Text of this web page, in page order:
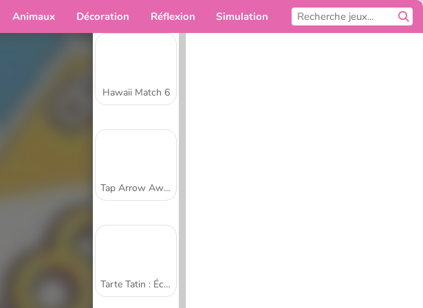
Animaux Décoration Réflexion Simulation
Hawaii Match 6
Tap Arrow Away
Tarte Tatin : École de cuisine de Sara